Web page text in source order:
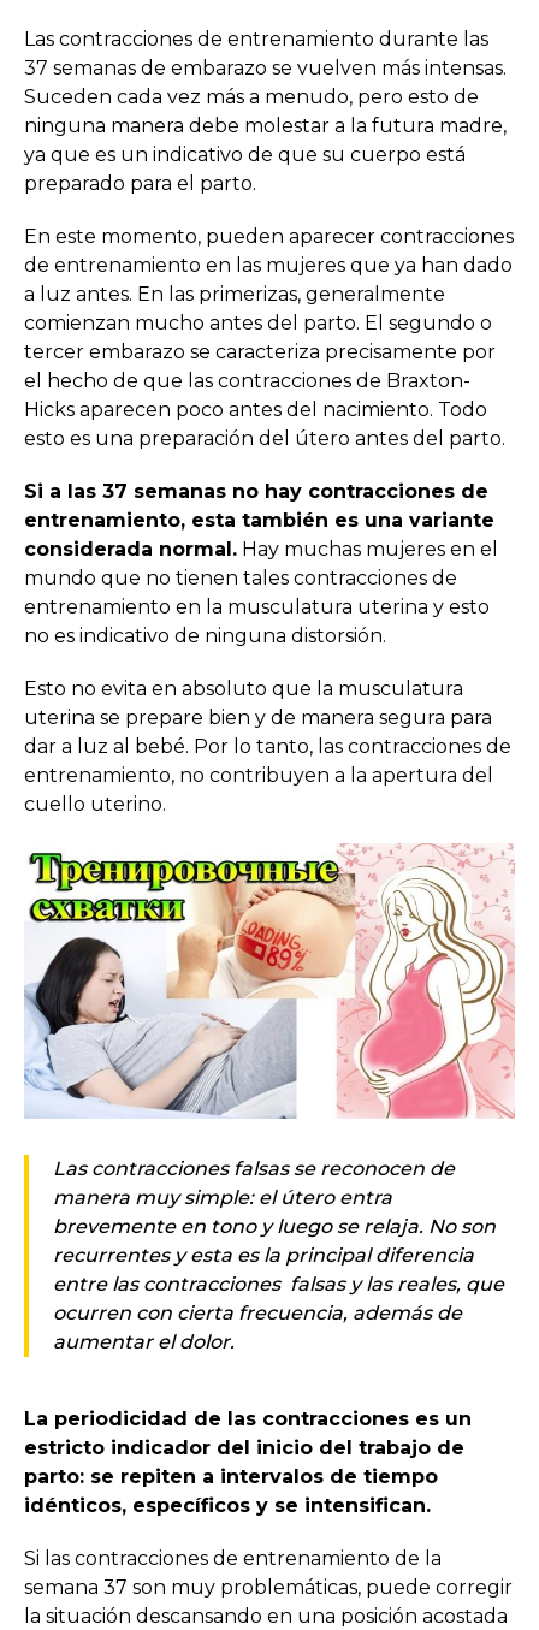
Las contracciones de entrenamiento durante las
37 semanas de embarazo se vuelven más intensas.
Suceden cada vez más a menudo, pero esto de
ninguna manera debe molestar a la futura madre,
ya que es un indicativo de que su cuerpo está
preparado para el parto.
En este momento, pueden aparecer contracciones
de entrenamiento en las mujeres que ya han dado
a luz antes. En las primerizas, generalmente
comienzan mucho antes del parto. El segundo o
tercer embarazo se caracteriza precisamente por
el hecho de que las contracciones de Braxton-
Hicks aparecen poco antes del nacimiento. Todo
esto es una preparación del útero antes del parto.
Si a las 37 semanas no hay contracciones de
entrenamiento, esta también es una variante
considerada normal. Hay muchas mujeres en el
mundo que no tienen tales contracciones de
entrenamiento en la musculatura uterina y esto
no es indicativo de ninguna distorsión.
Esto no evita en absoluto que la musculatura
uterina se prepare bien y de manera segura para
dar a luz al bebé. Por lo tanto, las contracciones de
entrenamiento, no contribuyen a la apertura del
cuello uterino.
Las contracciones falsas se reconocen de
manera muy simple: el útero entra
brevemente en tono y luego se relaja. No son
recurrentes y esta es la principal diferencia
entre las contracciones falsas y las reales, que
ocurren con cierta frecuencia, además de
aumentar el dolor.
La periodicidad de las contracciones es un
estricto indicador del inicio del trabajo de
parto: se repiten a intervalos de tiempo
idénticos, específicos y se intensifican.
Si las contracciones de entrenamiento de la
semana 37 son muy problemáticas, puede corregir
la situación descansando en una posición acostada